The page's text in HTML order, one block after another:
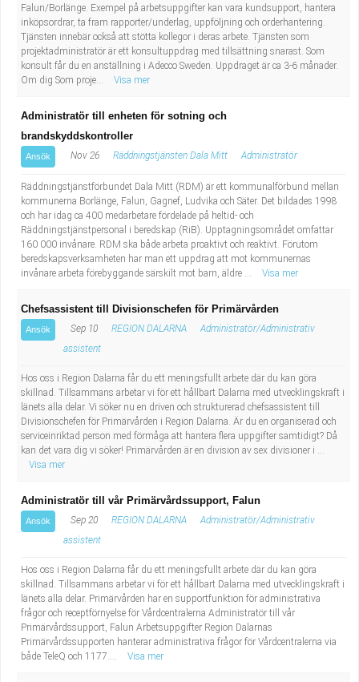
Falun/Borlänge. Exempel på arbetsuppgifter kan vara kundsupport, hantera
inköpsordrar, ta fram rapporter/underlag, uppföljning och orderhantering.
Tjänsten innebär också att stötta kollegor i deras arbete. Tjänsten som
projektadministratör är ett konsultuppdrag med tillsättning snarast. Som
konsult får du en anställning i Adecco Sweden. Uppdraget är ca 3-6 månader.
Om dig Som proje...
Visa mer
Administratör till enheten för sotning och
brandskyddskontroller
Ansök Nov 26 Räddningstjänsten Dala Mitt Administratör
Räddningstjänstförbundet Dala Mitt (RDM) är ett kommunalförbund mellan
kommunerna Borlänge, Falun, Gagnef, Ludvika och Säter. Det bildades 1998
och har idag ca 400 medarbetare fördelade på heltid- och
Räddningstjänstpersonal i beredskap (RiB). Upptagningsområdet omfattar
160 000 invånare. RDM ska både arbeta proaktivt och reaktivt. Förutom
beredskapsverksamheten har man ett uppdrag att mot kommunernas
invånare arbeta förebyggande särskilt mot barn, äldre ...
Visa mer
Chefsassistent till Divisionschefen för Primärvården
Ansök Sep 10 REGION DALARNA
Administratör/Administrativ
assistent
Hos oss i Region Dalarna får du ett meningsfullt arbete där du kan göra
skillnad. Tillsammans arbetar vi för ett hållbart Dalarna med utvecklingskraft i
länets alla delar. Vi söker nu en driven och strukturerad chefsassistent till
Divisionschefen för Primärvården i Region Dalarna. Är du en organiserad och
serviceinriktad person med förmåga att hantera flera uppgifter samtidigt? Då
kan det vara dig vi söker! Primärvården är en division av sex divisioner i ...
Visa mer
Administratör till vår Primärvårdssupport, Falun
Ansök Sep 20 REGION DALARNA
Administratör/Administrativ
assistent
Hos oss i Region Dalarna får du ett meningsfullt arbete där du kan göra
skillnad. Tillsammans arbetar vi för ett hållbart Dalarna med utvecklingskraft i
länets alla delar. Primärvården har en supportfunktion för administrativa
frågor och receptförnyelse för Vårdcentralerna Administratör till vår
Primärvårdssupport, Falun Arbetsuppgifter Region Dalarnas
Primärvårdssupporten hanterar administrativa frågor för Vårdcentralerna via
både TeleQ och 1177....
Visa mer